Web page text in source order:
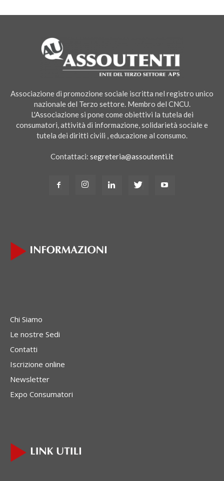
Associazione di promozione sociale iscritta nel registro unico
nazionale del Terzo settore. Membro del CNCU.
L'Associazione si pone come obiettivi la tutela dei
consumatori, attività di informazione, solidarietà sociale e
tutela dei diritti civili , educazione al consumo.
Contattaci: segreteria@assoutenti.it
Chi Siamo
Le nostre Sedi
Contatti
Iscrizione online
Newsletter
Expo Consumatori